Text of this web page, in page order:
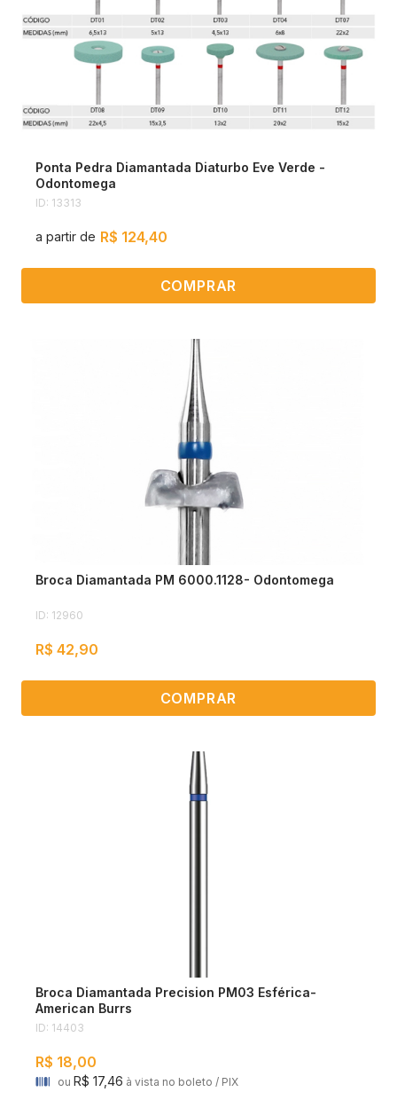
Ponta Pedra Diamantada Diaturbo Eve Verde -
Odontomega
ID: 13313
a partir de R$ 124,40
COMPRAR
Broca Diamantada PM 6000.1128- Odontomega
ID: 12960
R$ 42,90
COMPRAR
Broca Diamantada Precision PM03 Esférica-
American Burrs
ID: 14403
R$ 18,00
ou R$ 17,46 à vista no boleto / PIX